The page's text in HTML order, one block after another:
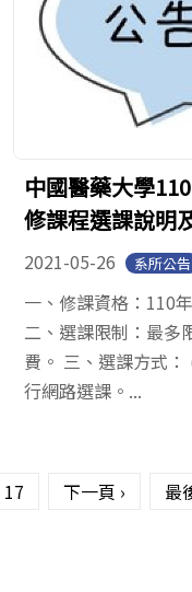
中國醫藥大學
修課程選課說明
2021-05-26 系所公告
一、修課資格：110
二、選課限制：最多
費。 三、選課方式
行網路選課。...
17 下一頁 › 最